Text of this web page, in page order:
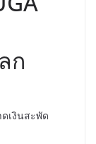
ก
เงินสะพัด